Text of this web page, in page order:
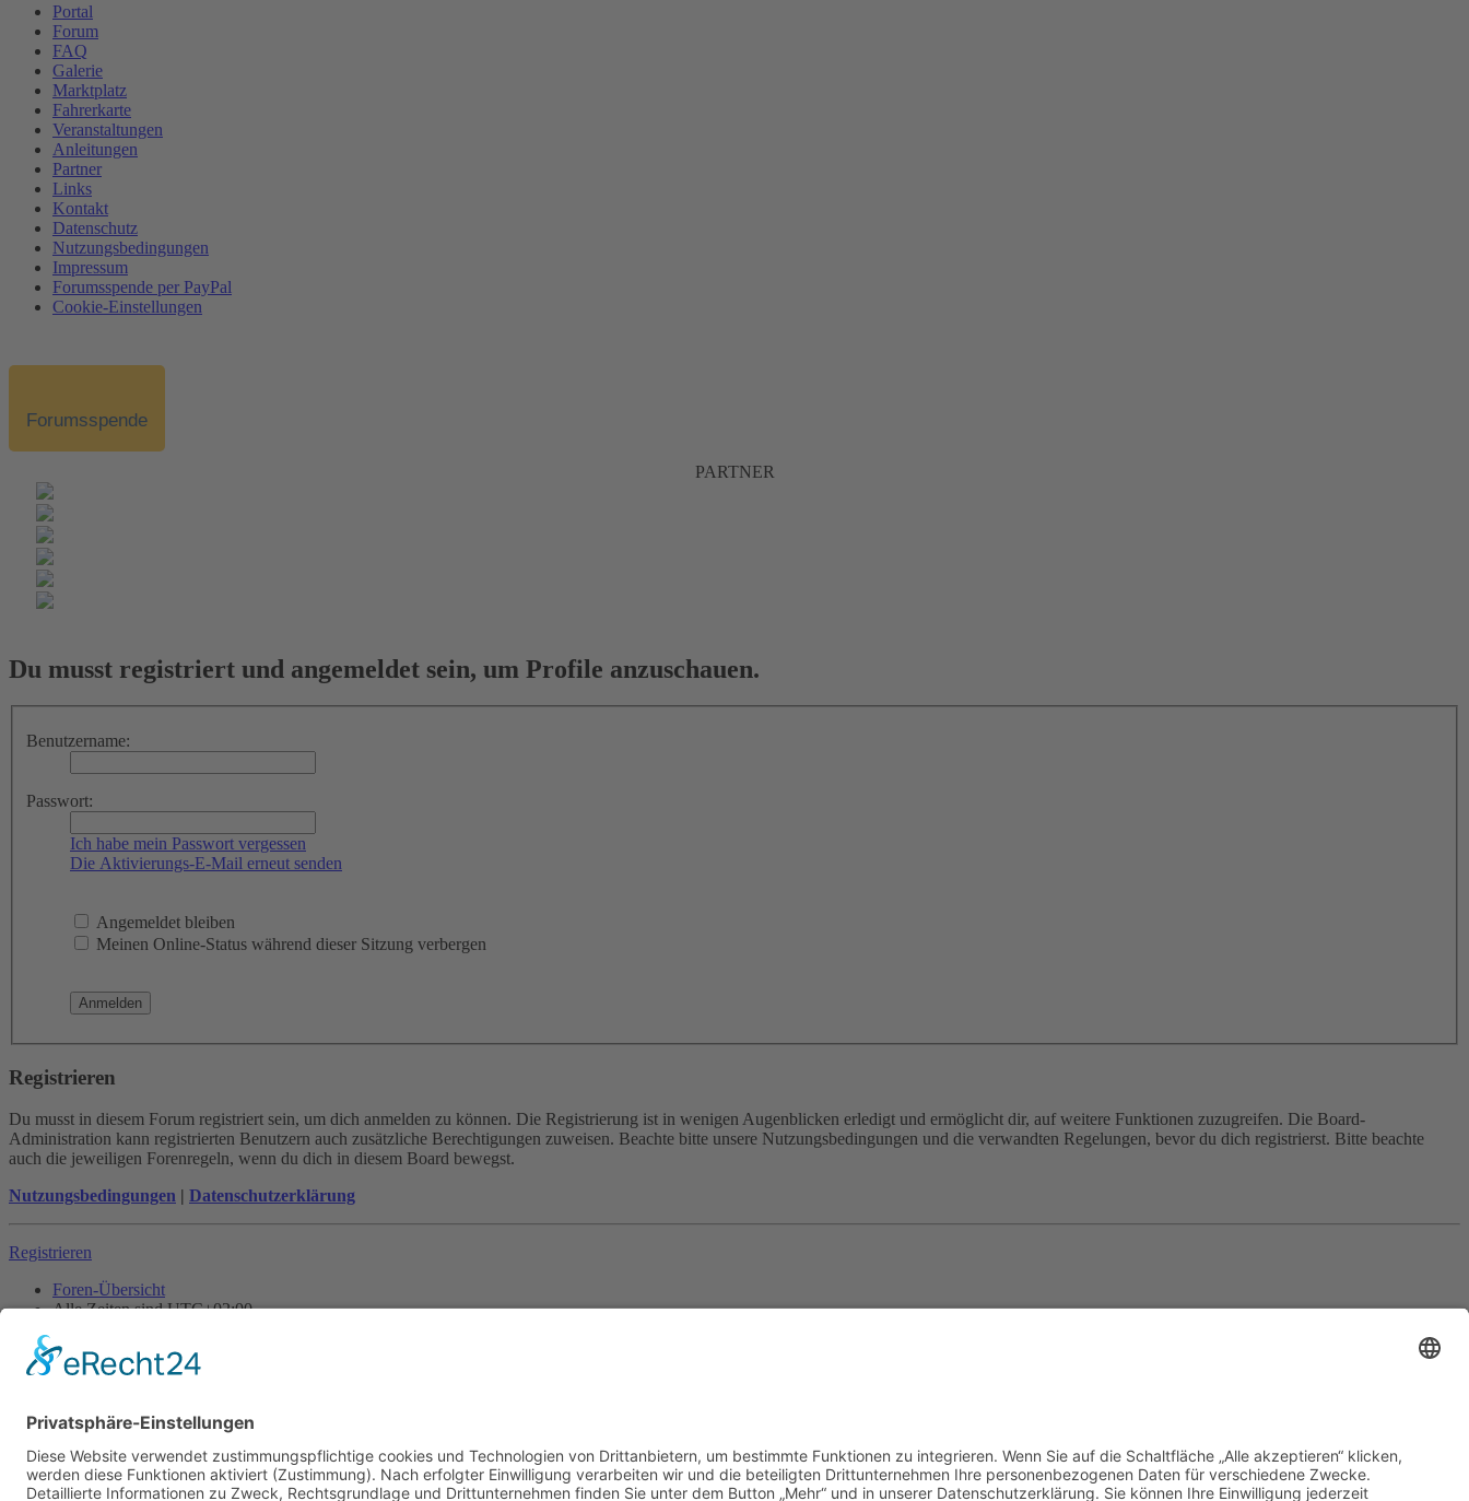
Portal
Forum
FAQ
Galerie
Marktplatz
Fahrerkarte
Veranstaltungen
Anleitungen
Partner
Links
Kontakt
Datenschutz
Nutzungsbedingungen
Impressum
Forumsspende per PayPal
Cookie-Einstellungen
Forumsspende
PARTNER
Du musst registriert und angemeldet sein, um Profile anzuschauen.
Benutzername:
Passwort:
Ich habe mein Passwort vergessen
Die Aktivierungs-E-Mail erneut senden
Angemeldet bleiben
Meinen Online-Status während dieser Sitzung verbergen
Registrieren
Du musst in diesem Forum registriert sein, um dich anmelden zu können. Die Registrierung ist in wenigen Augenblicken erledigt und ermöglicht dir, auf weitere Funktionen zuzugreifen. Die Board-
Administration kann registrierten Benutzern auch zusätzliche Berechtigungen zuweisen. Beachte bitte unsere Nutzungsbedingungen und die verwandten Regelungen, bevor du dich registrierst. Bitte beachte
auch die jeweiligen Forenregeln, wenn du dich in diesem Board bewegst.
Nutzungsbedingungen | Datenschutzerklärung
Registrieren
Foren-Übersicht
Alle Zeiten sindUTC+02:00
Powered byphpBB® Forum Software © phpBB Limited
Datenschutz |Nutzungsbedingungen